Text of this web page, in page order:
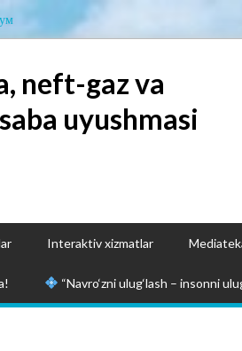
neft-gaz va
uyushmasi
Interaktiv xizmatlar
“Navro‘zni ulug‘lash – insonni